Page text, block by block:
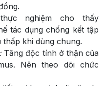
nghiệm cho thấy
tác dụng chống kết tập
thấp khi dùng chung.
Tăng độc tính ở thận của
Nên theo dõi chức